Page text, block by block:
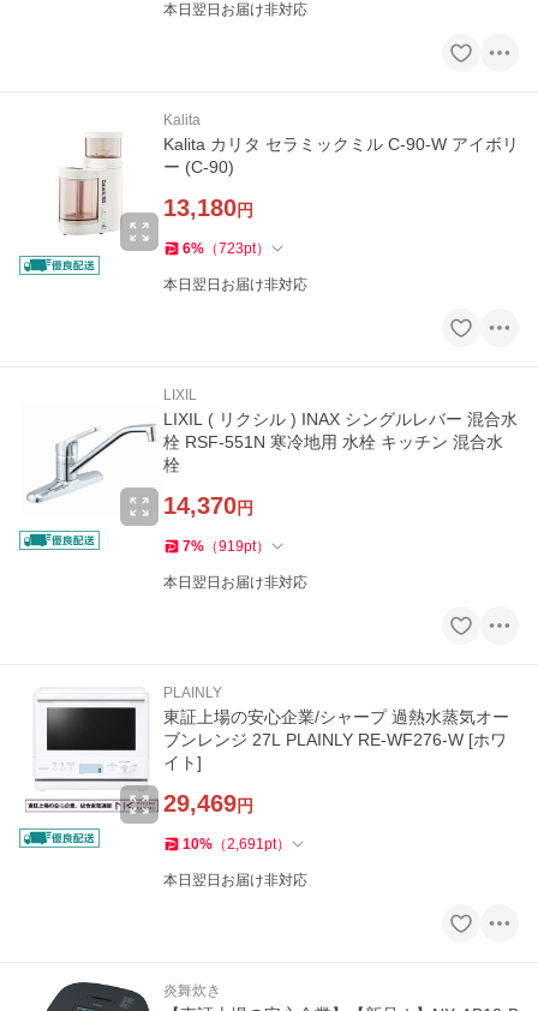
本日翌日お届け非対応
Kalita
Kalita カリタ セラミックミル C-90-W アイボリ
ー (C-90)
13,180円
6% （723pt）
本日翌日お届け非対応
LIXIL
LIXIL ( リクシル ) INAX シングルレバー 混合水
栓 RSF-551N 寒冷地用 水栓 キッチン 混合水
栓
14,370円
7% （919pt）
本日翌日お届け非対応
PLAINLY
東証上場の安心企業/シャープ 過熱水蒸気オー
ブンレンジ 27L PLAINLY RE-WF276-W [ホワ
イト]
29,469円
10% （2,691pt）
本日翌日お届け非対応
炎舞炊き